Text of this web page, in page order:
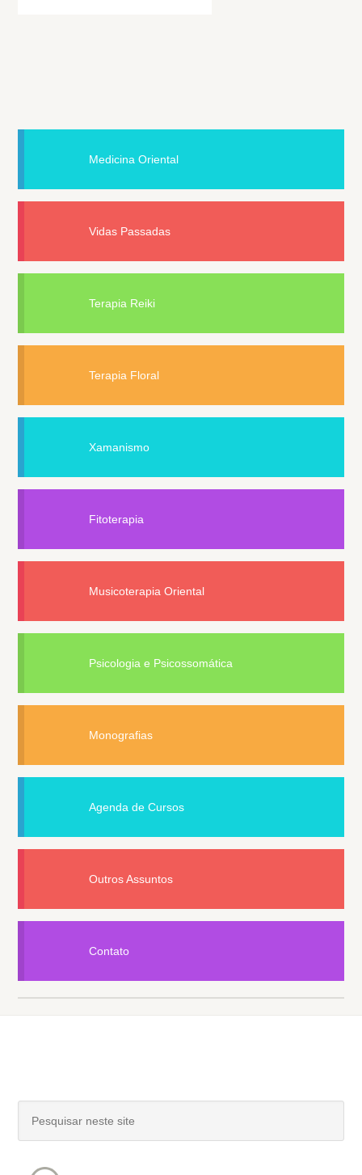
Medicina Oriental
Vidas Passadas
Terapia Reiki
Terapia Floral
Xamanismo
Fitoterapia
Musicoterapia Oriental
Psicologia e Psicossomática
Monografias
Agenda de Cursos
Outros Assuntos
Contato